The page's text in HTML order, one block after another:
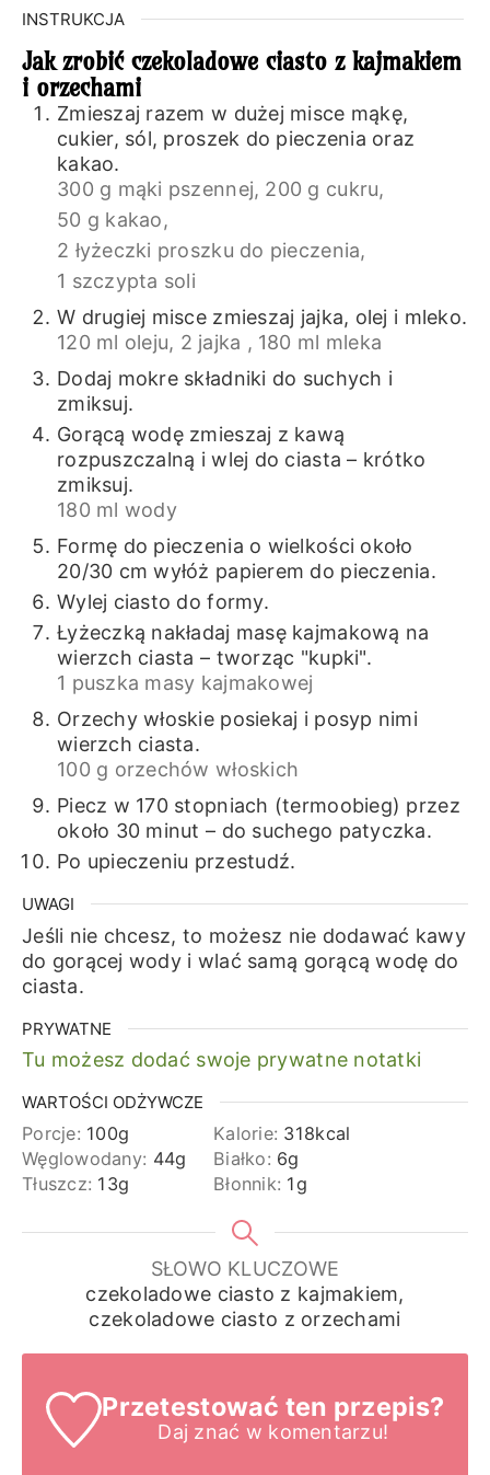
INSTRUKCJA
Jak zrobić czekoladowe ciasto z kajmakiem
i orzechami
Zmieszaj razem w dużej misce mąkę,
cukier, sól, proszek do pieczenia oraz
kakao.
300 g mąki pszennej, 200 g cukru,
50 g kakao,
2 łyżeczki proszku do pieczenia,
1 szczypta soli
W drugiej misce zmieszaj jajka, olej i mleko.
120 ml oleju, 2 jajka , 180 ml mleka
Dodaj mokre składniki do suchych i
zmiksuj.
Gorącą wodę zmieszaj z kawą
rozpuszczalną i wlej do ciasta – krótko
zmiksuj.
180 ml wody
Formę do pieczenia o wielkości około
20/30 cm wyłóż papierem do pieczenia.
Wylej ciasto do formy.
Łyżeczką nakładaj masę kajmakową na
wierzch ciasta – tworząc "kupki".
1 puszka masy kajmakowej
Orzechy włoskie posiekaj i posyp nimi
wierzch ciasta.
100 g orzechów włoskich
Piecz w 170 stopniach (termoobieg) przez
około 30 minut – do suchego patyczka.
Po upieczeniu przestudź.
UWAGI
Jeśli nie chcesz, to możesz nie dodawać kawy
do gorącej wody i wlać samą gorącą wodę do
ciasta.
PRYWATNE
Tu możesz dodać swoje prywatne notatki
WARTOŚCI ODŻYWCZE
Porcje: 100g Kalorie: 318kcal
Węglowodany: 44g Białko: 6g
Tłuszcz: 13g Błonnik: 1g
SŁOWO KLUCZOWE
czekoladowe ciasto z kajmakiem,
czekoladowe ciasto z orzechami
Przetestować ten przepis?
Daj znać w komentarzu!